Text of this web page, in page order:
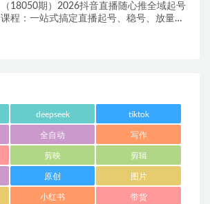
（18050期）2026抖音直播随心推全域起号
课程：一站式搞定直播起号、稳号、放量全
deepseek tiktok
全自动 写作
剪映 剪辑
原创 图片
小红书 带货